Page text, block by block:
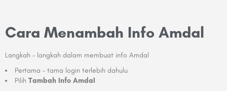
Cara Menambah Info Amdal
Langkah – langkah dalam membuat info Amdal
Pertama – tama login terlebih dahulu
Pilih Tambah Info Amdal